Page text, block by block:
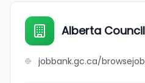
Alberta